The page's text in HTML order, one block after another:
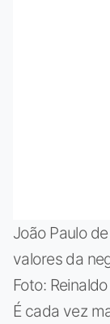
João Paulo
valores da
Foto:
É cada vez